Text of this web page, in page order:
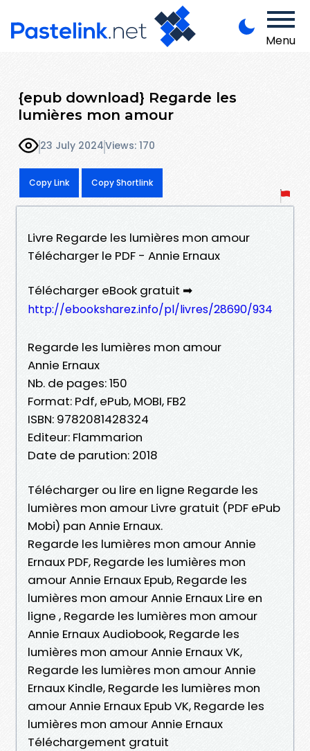
Menu
{epub download} Regarde les
lumières mon amour
23 July 2024Views: 170
Copy Link Copy Shortlink
Livre Regarde les lumières mon amour
Télécharger le PDF - Annie Ernaux
Télécharger eBook gratuit ➡
http://ebooksharez.info/pl/livres/28690/934
Regarde les lumières mon amour
Annie Ernaux
Nb. de pages: 150
Format: Pdf, ePub, MOBI, FB2
ISBN: 9782081428324
Editeur: Flammarion
Date de parution: 2018
Télécharger ou lire en ligne Regarde les
lumières mon amour Livre gratuit (PDF ePub
Mobi) pan Annie Ernaux.
Regarde les lumières mon amour Annie
Ernaux PDF, Regarde les lumières mon
amour Annie Ernaux Epub, Regarde les
lumières mon amour Annie Ernaux Lire en
ligne , Regarde les lumières mon amour
Annie Ernaux Audiobook, Regarde les
lumières mon amour Annie Ernaux VK,
Regarde les lumières mon amour Annie
Ernaux Kindle, Regarde les lumières mon
amour Annie Ernaux Epub VK, Regarde les
lumières mon amour Annie Ernaux
Téléchargement gratuit